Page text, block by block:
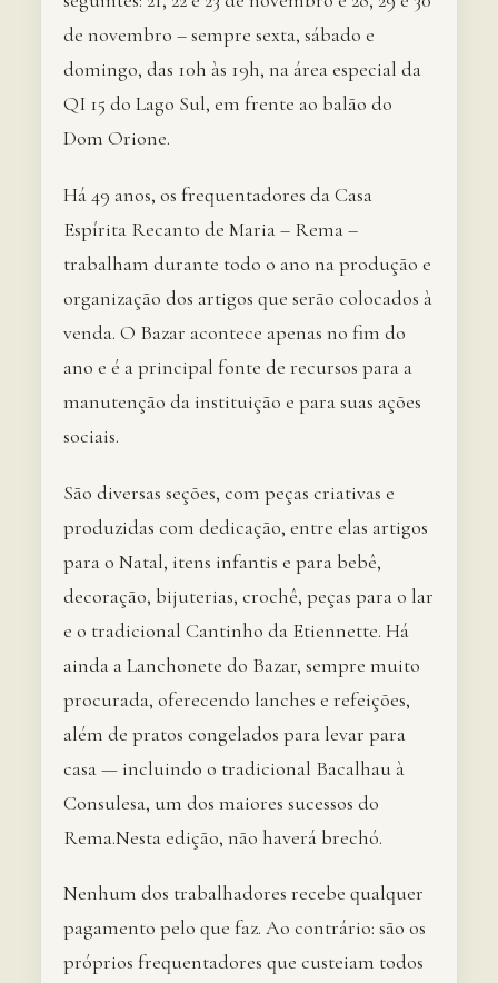
de novembro – sempre sexta, sábado e
domingo, das 10h às 19h, na área especial da
QI 15 do Lago Sul, em frente ao balão do
Dom Orione.
Há 49 anos, os frequentadores da Casa
Espírita Recanto de Maria – Rema –
trabalham durante todo o ano na produção e
organização dos artigos que serão colocados à
venda. O Bazar acontece apenas no fim do
ano e é a principal fonte de recursos para a
manutenção da instituição e para suas ações
sociais.
São diversas seções, com peças criativas e
produzidas com dedicação, entre elas artigos
para o Natal, itens infantis e para bebê,
decoração, bijuterias, crochê, peças para o lar
e o tradicional Cantinho da Etiennette. Há
ainda a Lanchonete do Bazar, sempre muito
procurada, oferecendo lanches e refeições,
além de pratos congelados para levar para
casa — incluindo o tradicional Bacalhau à
Consulesa, um dos maiores sucessos do
Rema.Nesta edição, não haverá brechó.
Nenhum dos trabalhadores recebe qualquer
pagamento pelo que faz. Ao contrário: são os
próprios frequentadores que custeiam todos